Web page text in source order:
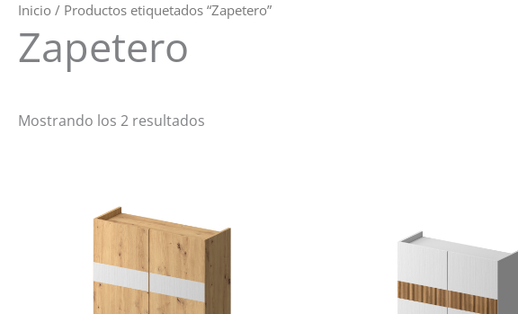
Inicio / Productos etiquetados “Zapetero”
Zapetero
Mostrando los 2 resultados